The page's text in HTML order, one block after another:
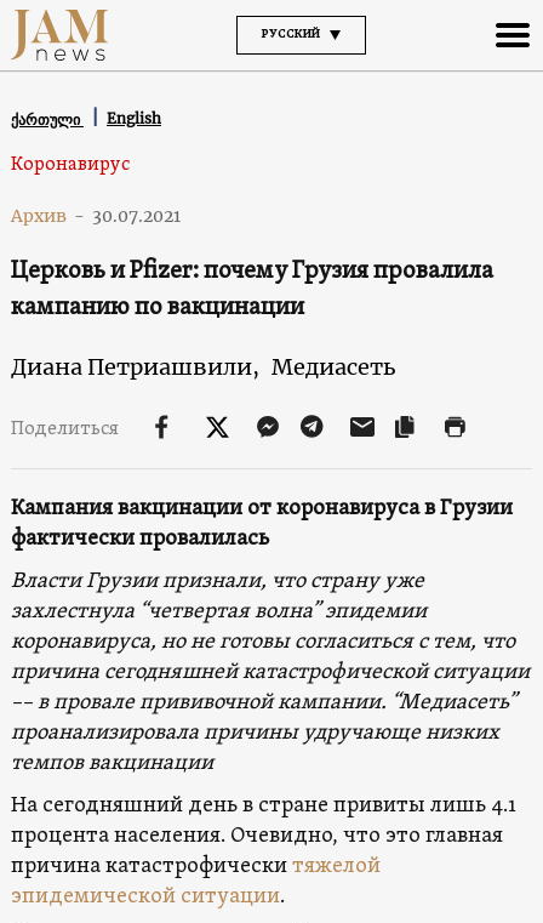
РУССКИЙ
ქართული English
Коронавирус
Архив - 30.07.2021
Церковь и Pfizer: почему Грузия провалила
кампанию по вакцинации
Диана Петриашвили, Медиасеть
Поделиться
Кампания вакцинации от коронавируса в Грузии
фактически провалилась
Власти Грузии признали, что страну уже
захлестнула “четвертая волна” эпидемии
коронавируса, но не готовы согласиться с тем, что
причина сегодняшней катастрофической ситуации
–– в провале прививочной кампании. “Медиасеть”
проанализировала причины удручающе низких
темпов вакцинации
На сегодняшний день в стране привиты лишь 4.1
процента населения. Очевидно, что это главная
причина катастрофическитяжелой
эпидемической ситуации.